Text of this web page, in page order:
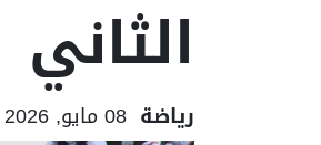
الثاني
رياضة 08 مايو, 2026